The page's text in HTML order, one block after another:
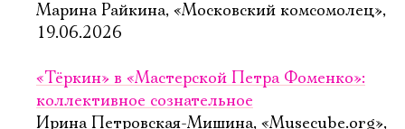
Марина Райкина, «Московский комсомолец»,
19.06.2026
«Тёркин» в «Мастерской Петра Фоменко»:
коллективное сознательное
Ирина Петровская-Мишина, «Musecube.org»,